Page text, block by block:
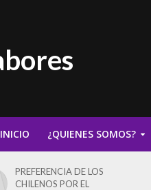
INICIO ¿QUIENES SOMOS?
PREFERENCIA DE LOS
CHILENOS POR EL